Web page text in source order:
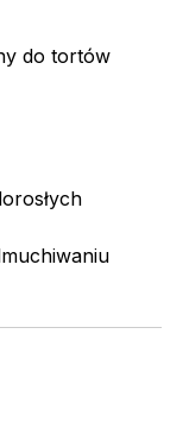
do tortów